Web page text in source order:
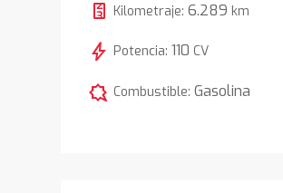
Kilometraje:6.289 km
bolt Potencia:110 CV
comic_bubble Combustible:Gasolina